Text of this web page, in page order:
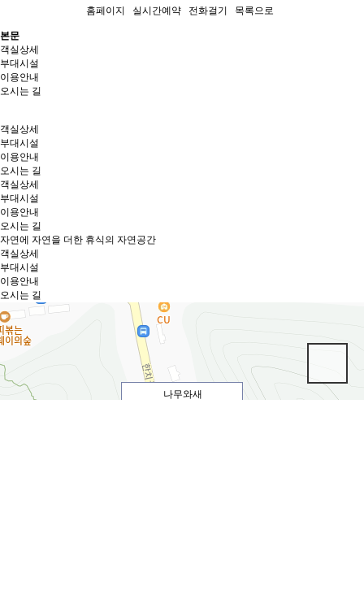
전통놀이체험, 한복입기체험 등
간략소개
본문
객실상세
이용안내
오시는 길
객실상세
부대시설
이용안내
오시는 길
객실상세
부대시설
이용안내
오시는 길
자연에 자연을 더한 휴식의 자연공간
객실상세
부대시설
이용안내
오시는 길